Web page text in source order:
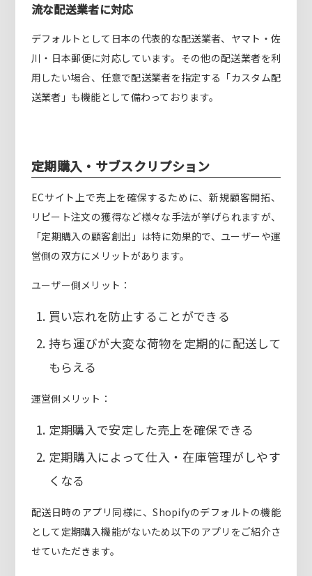
流な配送業者に対応
デフォルトとして日本の代表的な配送業者、ヤマト・佐
川・日本郵便に対応しています。その他の配送業者を利
用したい場合、任意で配送業者を指定する「カスタム配
送業者」も機能として備わっております。
定期購入・サブスクリプション
ECサイト上で売上を確保するために、新規顧客開拓、
リピート注文の獲得など様々な手法が挙げられますが、
「定期購入の顧客創出」は特に効果的で、ユーザーや運
営側の双方にメリットがあります。
ユーザー側メリット：
買い忘れを防止することができる
持ち運びが大変な荷物を定期的に配送して
もらえる
運営側メリット：
定期購入で安定した売上を確保できる
定期購入によって仕入・在庫管理がしやす
くなる
配送日時のアプリ同様に、Shopifyのデフォルトの機能
として定期購入機能がないため以下のアプリをご紹介さ
せていただきます。